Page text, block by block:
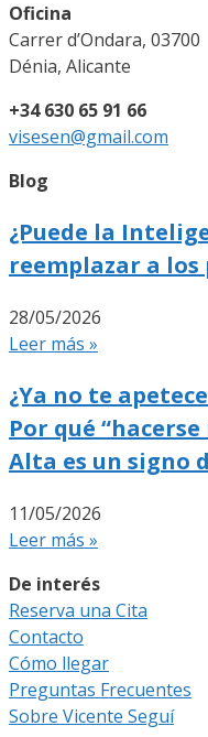
Oficina
Carrer d’Ondara, 03700
Dénia, Alicante
+34 630 65 91 66
visesen@gmail.com
Blog
¿Puede la
reemplazar a los
28/05/2026
Leer más »
¿Ya no te
Por qué
Alta es un signo
11/05/2026
Leer más »
De interés
Reserva una Cita
Contacto
Cómo llegar
Preguntas Frecuentes
Sobre Vicente Seguí